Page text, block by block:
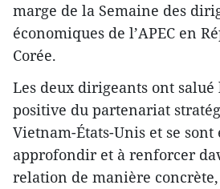
marge de la Semaine des
économiques de l’APEC en
Corée.
Les deux dirigeants ont
positive du partenariat
Vietnam-États-Unis et se sont
approfondir et à renforcer
relation de manière